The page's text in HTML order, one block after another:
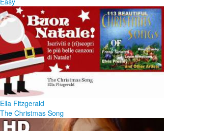
Ella Fitzgerald
The Christmas Song